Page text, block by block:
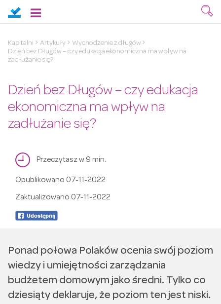
Kapitalni Artykuły
Wychodzenie z długów
Dzień bez Długów – czy edukacja ekonomiczna ma wpływ na
zadłużanie się?
Dzień bez Długów – czy edukacja
ekonomiczna ma wpływ na
zadłużanie się?
Przeczytasz w 9 min.
Opublikowano 07-11-2022
Zaktualizowano 07-11-2022
Ponad połowa Polaków ocenia swój poziom
wiedzy i umiejętności zarządzania
budżetem domowym jako średni. Tylko co
dziesiąty deklaruje, że poziom ten jest niski.